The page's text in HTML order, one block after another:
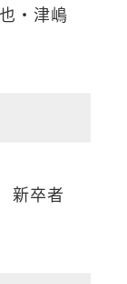
・津嶋
新卒者